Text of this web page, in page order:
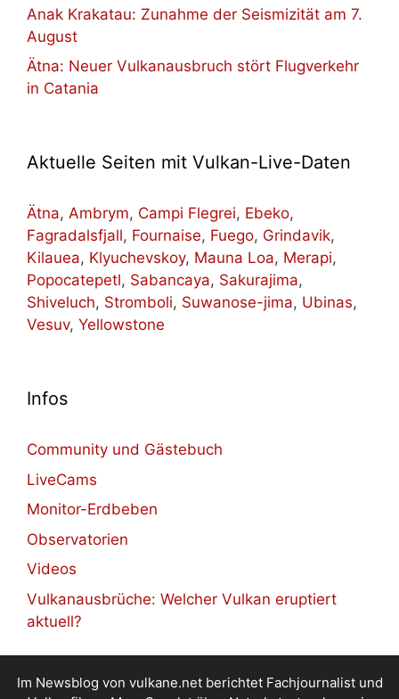
Anak Krakatau: Zunahme der Seismizität am 7.
August
Ätna: Neuer Vulkanausbruch stört Flugverkehr
in Catania
Aktuelle Seiten mit Vulkan-Live-Daten
Ätna, Ambrym, Campi Flegrei, Ebeko,
Fagradalsfjall, Fournaise, Fuego, Grindavik,
Kilauea, Klyuchevskoy, Mauna Loa, Merapi,
Popocatepetl, Sabancaya, Sakurajima,
Shiveluch, Stromboli, Suwanose-jima, Ubinas,
Vesuv, Yellowstone
Infos
Community und Gästebuch
LiveCams
Monitor-Erdbeben
Observatorien
Videos
Vulkanausbrüche: Welcher Vulkan eruptiert
aktuell?
Im Newsblog von vulkane.net berichtet Fachjournalist und